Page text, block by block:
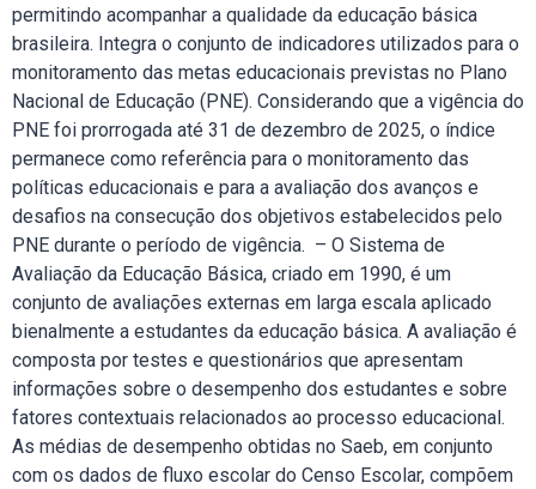
permitindo acompanhar a qualidade da educação básica
brasileira. Integra o conjunto de indicadores utilizados para o
monitoramento das metas educacionais previstas no Plano
Nacional de Educação (PNE). Considerando que a vigência do
PNE foi prorrogada até 31 de dezembro de 2025, o índice
permanece como referência para o monitoramento das
políticas educacionais e para a avaliação dos avanços e
desafios na consecução dos objetivos estabelecidos pelo
PNE durante o período de vigência. – O Sistema de
Avaliação da Educação Básica, criado em 1990, é um
conjunto de avaliações externas em larga escala aplicado
bienalmente a estudantes da educação básica. A avaliação é
composta por testes e questionários que apresentam
informações sobre o desempenho dos estudantes e sobre
fatores contextuais relacionados ao processo educacional.
As médias de desempenho obtidas no Saeb, em conjunto
com os dados de fluxo escolar do Censo Escolar, compõem